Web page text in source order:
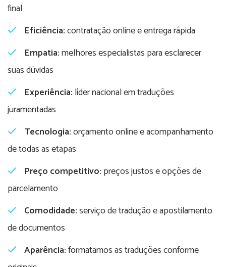
final
Eficiência:contratação online e entrega rápida
Empatia:melhores especialistas para esclarecer
suas dúvidas
Experiência: líder nacional em traduções
juramentadas
Tecnologia:orçamento online e acompanhamento
de todas as etapas
Preço competitivo: preços justos e opções de
parcelamento
Comodidade:serviço de tradução e apostilamento
de documentos
Aparência:formatamos as traduções conforme